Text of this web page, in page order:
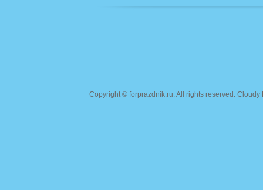
Copyright © forprazdnik.ru. All rights reserved.